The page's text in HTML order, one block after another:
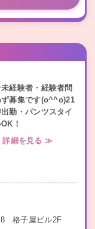
経験者・経験者問
ず募集です(o^^o)21
出勤・パンツスタイ
！
詳細を見る ≫
8 格子屋ビル2F